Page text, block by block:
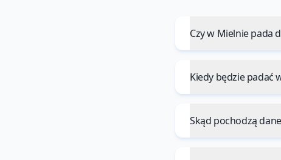
Czy w Mielnie pada
Kiedy będzie padać
Skąd pochodzą